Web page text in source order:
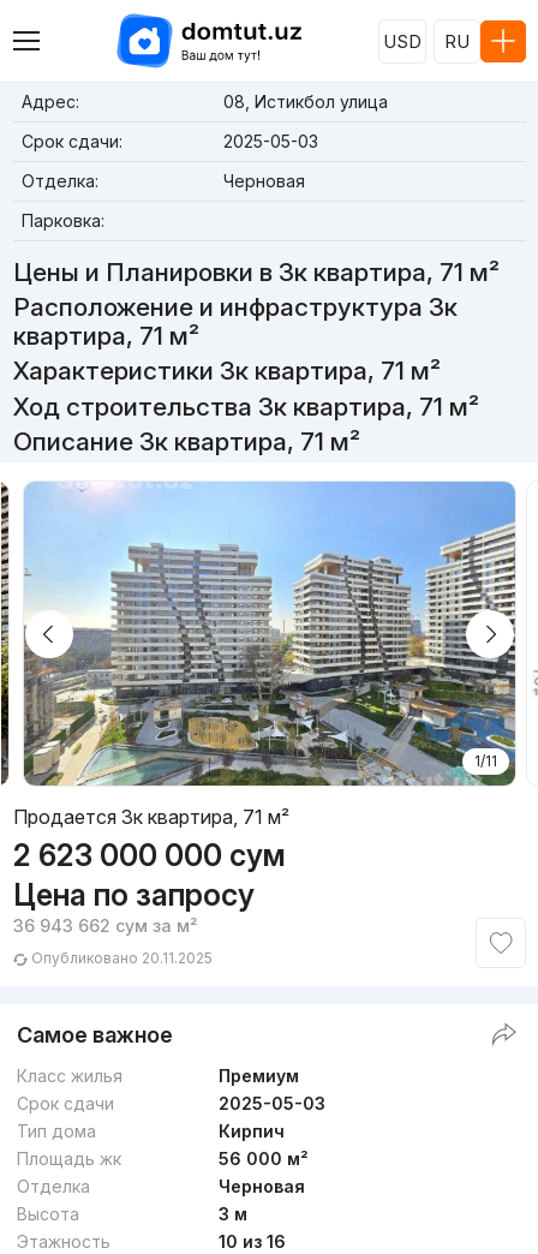
USD RU
Адрес:
08, Истикбол улица
Срок сдачи:
2025-05-03
Отделка:
Черновая
Парковка:
Цены и Планировки в 3к квартира, 71 м²
Расположение и инфраструктура 3к
квартира, 71 м²
Характеристики 3к квартира, 71 м²
Ход строительства 3к квартира, 71 м²
Описание 3к квартира, 71 м²
1/11
Продается 3к квартира, 71 м²
2 623 000 000 сум
Цена по запросу
36 943 662 сум за м²
Опубликовано 20.11.2025
Самое важное
Класс жилья
Премиум
Срок сдачи
2025-05-03
Тип дома
Кирпич
Площадь жк
56 000 м²
Отделка
Черновая
Высота
3 м
Этажность
10 из 16